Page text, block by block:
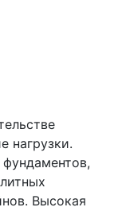
нагрузки.
Высокая